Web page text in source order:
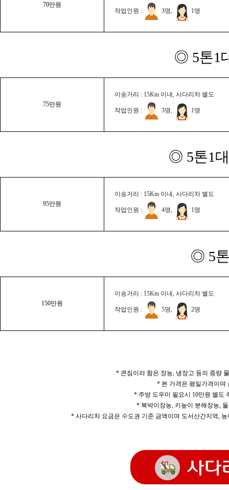
70만원
작업인원 : 3명, 1명
◎ 5톤1
75만원
이송거리 : 15Km 이내, 사다리차 별도
작업인원 : 3명, 1명
◎ 5톤1
95만원
이송거리 : 15Km 이내, 사다리차 별도
작업인원 : 4명, 1명
◎ 5
150만원
이송거리 : 15Km 이내, 사다리차 별도
작업인원 : 5명, 2명
* 큰짐이라 함은 장농, 냉장고 등의 중량
* 본 가격은 평일가격이며
* 주방 도우미 필요시 10만원 별도
* 북박이장농, 키높이 분해장농,
* 사다리차 요금은 수도권 기준 금액이며 도서산간지역,